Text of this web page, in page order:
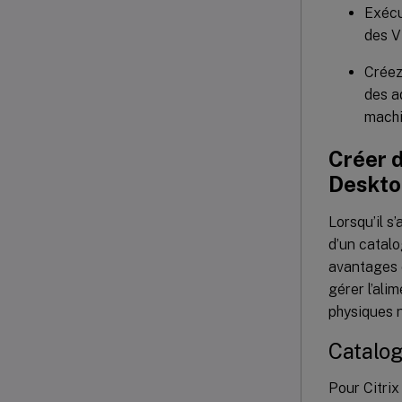
des
des
Créer
Lorsqu’il
d’un
avantages
gérer
physiques
Pour Citrix